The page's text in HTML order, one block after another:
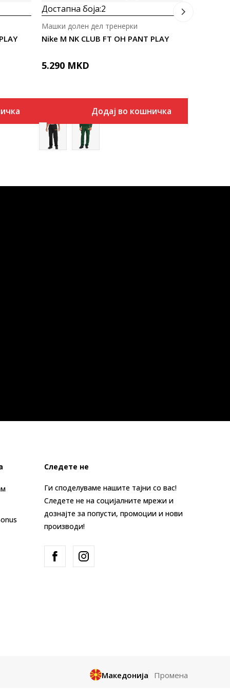
Достапна боја:2
Nike M NK CLUB FT OH PANT PLAY
Машки долен дел тренерки
5.290 MKD
Додај во кошничка
Следете не
Ги споделуваме нашите тајни со вас!
Следете не на социјалните мрежи и
дознајте за попусти, промоции и нови
производи!
Македонија Промена